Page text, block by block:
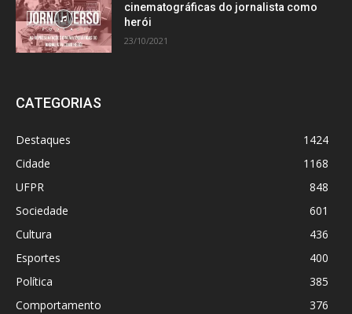
cinematográficas do jornalista como
herói
23/10/2021
CATEGORIAS
Destaques
1424
Cidade
1168
UFPR
848
Sociedade
601
Cultura
436
Esportes
400
Política
385
Comportamento
376